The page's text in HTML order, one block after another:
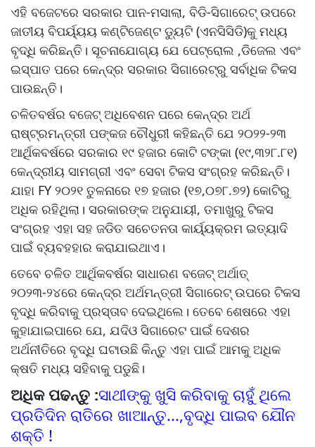
ଏହି ବଜେଟରେ ସରକାର ପାନ-ମସାଲା, ବିଡି-ସିଗାରେଟ୍‌ ଉପରେ
ଜାତୀୟ ବିପର୍ୟ୍ୟୟ କଣ୍ଟିଜେଣ୍ଟ ଡ୍ୟୁଟି (ଏନସିସିଡି)କୁ ମଧ୍ୟ
ବୃଦ୍ଧି କରିଛନ୍ତି। ସୂଚନାଯୋଗ୍ୟ ଯେ ପେଟ୍ରୋଲ ,ଡିଜେଲ ଏବଂ
ଇସ୍ପାତ ପରେ କେନ୍ଦ୍ର ସରକାର ସିଗାରେଟ୍‌ରୁ ସର୍ବାଧିକ ଟିକସ
ପାଉଛନ୍ତି।
ଚଳିତବର୍ଷର ବଜେଟ୍ ଅଧିବେଶନ ପରେ କେନ୍ଦ୍ର ଅର୍ଥ
ରାଷ୍ଟ୍ରମନ୍ତ୍ରୀ ପଙ୍କଜ ଚୌଧୁରୀ କହିଛନ୍ତି ଯେ ୨୦୨୨-୨୩
ଆର୍ଥିକବର୍ଷରେ ସରକାର ୧୯ ହଜାର କୋଟି ଟଙ୍କା (୧୯,୩୨୮.୮୧)
କେନ୍ଦ୍ରୀୟ ସାମଗ୍ରୀ ଏବଂ ସେବା ଟିକସ ସଂଗ୍ରହ କରିଛନ୍ତି।
ଯାହା FY ୨୦୨୧ ତୁଳନାରେ ୧୭ ହଜାର (୧୭,୦୭୮.୭୨) କୋଟିରୁ
ଅଧିକ ରହିଥିଲା। ସରକାରଙ୍କ ଅନୁଯାୟୀ, ତମାଖୁରୁ ଟିକସ
ସଂଗ୍ରହ ଏହା ସହ ଜଡିତ ସଚେତନତା କାର୍ୟ୍ୟକ୍ରମ ଇତ୍ୟାଦି
ପାଇଁ ବ୍ୟବହହାର କରାଯାଇଥାଏ।
ତେବେ ଚଳିତ ଆର୍ଥିକବର୍ଷର ସାଧାରଣ ବଜେଟ୍‌ ଅର୍ଥାତ୍
୨୦୨୩-୨୪ରେ କେନ୍ଦ୍ର ଅର୍ଥମନ୍ତ୍ରୀ ସିଗାରେଟ୍ ଉପରେ ଟିକସ
ବୃଦ୍ଧି କରିବାକୁ ପ୍ରସ୍ତାବ ଦେଇଥିଲେ। ତେବେ ଶେଷରେ ଏହା
କୁହାଯାଇପାରେ ଯେ, ଯଦିଓ ସିଗାରେଟ ପାଇଁ ଦେଶର
ଅର୍ଥନୀତିରେ ବୃଦ୍ଧି ଘଟାଉଛି କିନ୍ତୁ ଏହା ପାଇଁ ଆମକୁ ଅଧିକ
କ୍ଷତି ମଧ୍ୟ ସହିବାକୁ ପଡୁଛି।
ଅଧିକ ପଢନ୍ତୁ :ସାଥୀଙ୍କୁ ଖୁସି କରିବାକୁ ଚାହୁଁ ଥିଲେ
ପ୍ରତିଦିନ ରାତିରେ ଖାଆନ୍ତୁ...,ବୃଦ୍ଧି ପାଇବ ଯୌନ
ଶକ୍ତି !